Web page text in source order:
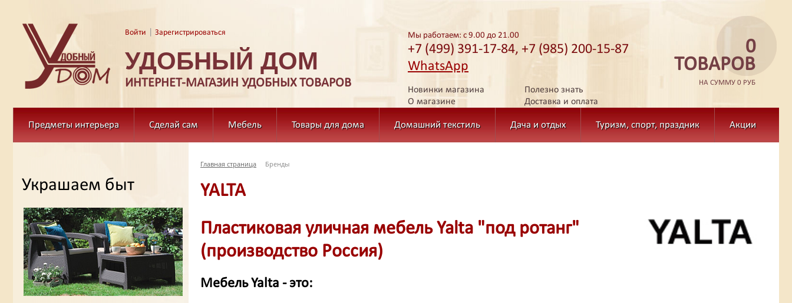
Войти Зарегистрироваться
УДОБНЫЙ ДОМ
ИНТЕРНЕТ-МАГАЗИН УДОБНЫХ ТОВАРОВ
Мы работаем: с 9.00 до 21.00
+7 (499) 391-17-84, +7 (985) 200-15-87
WhatsApp
Новинки магазина
Полезно знать
О магазине
Доставка и оплата
0
ТОВАРОВ
НА СУММУ 0 РУБ
Предметы интерьера Сделай сам Мебель Товары для дома Домашний текстиль Дача и отдых Туризм, спорт, праздник Акции
Украшаем быт
Главная страница Бренды
YALTA
Пластиковая уличная мебель Yalta "под ротанг"
(производство Россия)
Мебель Yalta - это: